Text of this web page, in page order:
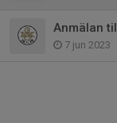
Anmälan
7 jun 2023